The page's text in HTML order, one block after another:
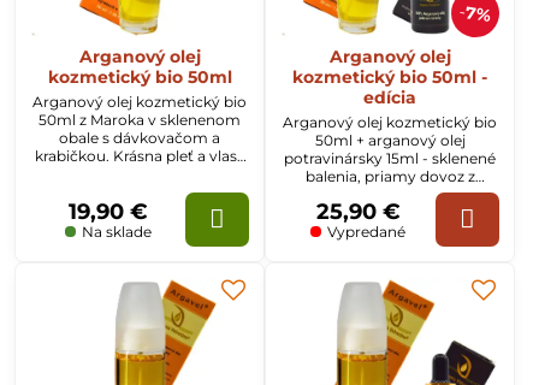
Arganový olej
kozmetický bio 50ml
Arganový olej kozmetický bio
50ml z Maroka v sklenenom
obale s dávkovačom a
krabičkou. Krásna pleť a vlasy
Na sklade
19,90 €
7%
Arganový olej
kozmetický bio 50ml -
edícia
Arganový olej kozmetický bio
50ml + arganový olej
potravinársky 15ml - sklenené
balenia, priamy dovoz z
Vypredané
25,90 €